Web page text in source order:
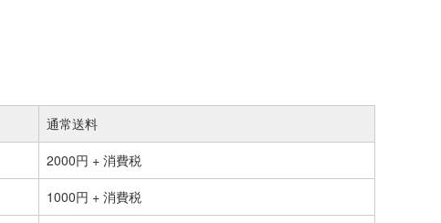
通常送料
2000円 + 消費税
1000円 + 消費税